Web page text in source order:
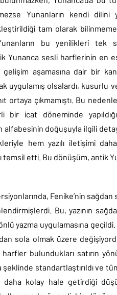
Yunanların kendi dilini
tam olarak
bu yenilikleri tek
Yunanca sesli harflerinin en
aşamasına dair bir
uygulamış olsalardı,
ortaya çıkmamıştı. Bu
bir icat döneminde
doğuşuyla ilgili
hem yazılı iletişimi
temsil etti. Bu dönüşüm, antik
Fenike’nin
Bu, yazının
yazma uygulamasına
sola olmak üzere
bulundukları satırın
standartlaştırıldı ve
daha kolay hale getirdiği